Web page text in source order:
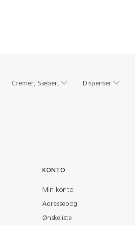
Cremer, Sæber, Dispenser
KONTO
Min konto
Adressebog
Ønskeliste